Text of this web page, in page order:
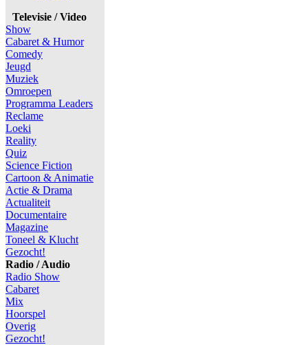
Televisie / Video
Show
Cabaret & Humor
Comedy
Jeugd
Muziek
Omroepen
Programma Leaders
Reclame
Loeki
Reality
Quiz
Science Fiction
Cartoon & Animatie
Actie & Drama
Actualiteit
Documentaire
Magazine
Toneel & Klucht
Gezocht!
Radio / Audio
Radio Show
Cabaret
Mix
Hoorspel
Overig
Gezocht!